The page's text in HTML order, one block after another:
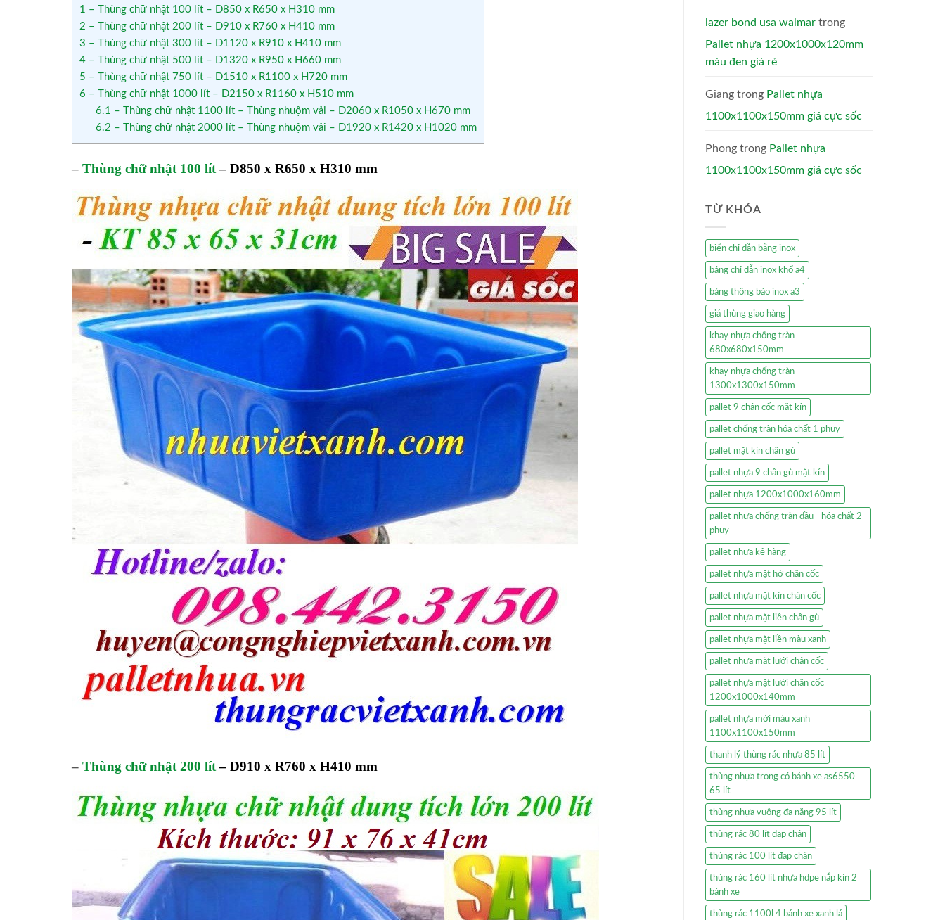
1 – Thùng chữ nhật 100 lít – D850 x R650 x H310 mm
2 – Thùng chữ nhật 200 lít – D910 x R760 x H410 mm
3 – Thùng chữ nhật 300 lít – D1120 x R910 x H410 mm
4 – Thùng chữ nhật 500 lít – D1320 x R950 x H660 mm
5 – Thùng chữ nhật 750 lít – D1510 x R1100 x H720 mm
6 – Thùng chữ nhật 1000 lít – D2150 x R1160 x H510 mm
6.1 – Thùng chữ nhật 1100 lít – Thùng nhuộm vải – D2060 x R1050 x H670 mm
6.2 – Thùng chữ nhật 2000 lít – Thùng nhuộm vải – D1920 x R1420 x H1020 mm
– Thùng chữ nhật 100 lít – D850 x R650 x H310 mm
– Thùng chữ nhật 200 lít – D910 x R760 x H410 mm
lazer bond usa walmar trong
Pallet nhựa 1200x1000x120mm
màu đen giá rẻ
Giang trong Pallet nhựa
1100x1100x150mm giá cực sốc
Phong trong Pallet nhựa
1100x1100x150mm giá cực sốc
TỪ KHÓA
biển chỉ dẫn bằng inox
bảng chỉ dẫn inox khổ a4
bảng thông báo inox a3
giá thùng giao hàng
khay nhựa chống tràn
680x680x150mm
khay nhựa chống tràn
1300x1300x150mm
pallet 9 chân cốc mặt kín
pallet chống tràn hóa chất 1 phuy
pallet mặt kín chân gù
pallet nhựa 9 chân gù mặt kín
pallet nhựa 1200x1000x160mm
pallet nhựa chống tràn dầu - hóa chất 2
phuy
pallet nhựa kê hàng
pallet nhựa mặt hở chân cốc
pallet nhựa mặt kín chân cốc
pallet nhựa mặt liền chân gù
pallet nhựa mặt liền màu xanh
pallet nhựa mặt lưới chân cốc
pallet nhựa mặt lưới chân cốc
1200x1000x140mm
pallet nhựa mới màu xanh
1100x1100x150mm
thanh lý thùng rác nhựa 85 lít
thùng nhựa trong có bánh xe as6550
65 lít
thùng nhựa vuông đa năng 95 lít
thùng rác 80 lít đạp chân
thùng rác 100 lít đạp chân
thùng rác 160 lít nhựa hdpe nắp kín 2
bánh xe
thùng rác 1100l 4 bánh xe xanh lá